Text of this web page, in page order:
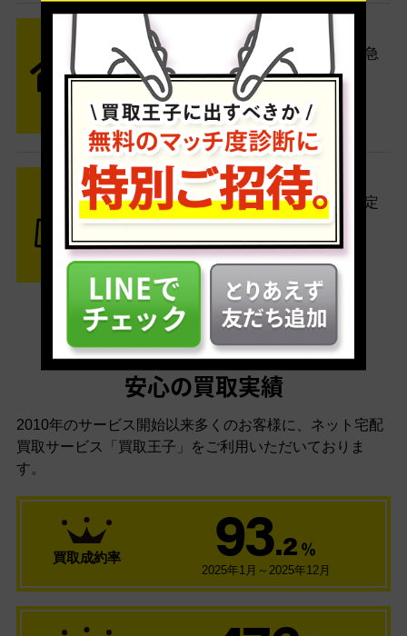
STEP2 発送
送料無料でご自宅から発送！佐川急
便がご自宅まで引き取りに伺いま
す。
STEP3 ご入金
査定結果はメールでお知らせ。査定
結果がOKなら金額をお支払い！
安心の買取実績
2010年のサービス開始以来多くのお客様に、 ネット宅配
買取サービス「買取王子」をご利用いただいておりま
す。
買取成約率 93.2 ％
2025年1月～2025年12月